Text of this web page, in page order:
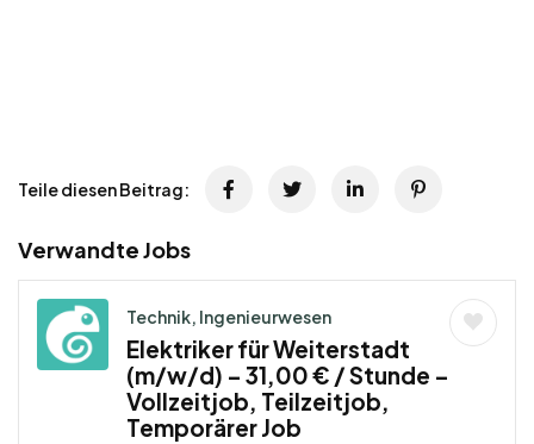
Teile diesen Beitrag:
Verwandte Jobs
Technik, Ingenieurwesen
Elektriker für Weiterstadt
(m/w/d) – 31,00 € / Stunde –
Vollzeitjob, Teilzeitjob,
Temporärer Job